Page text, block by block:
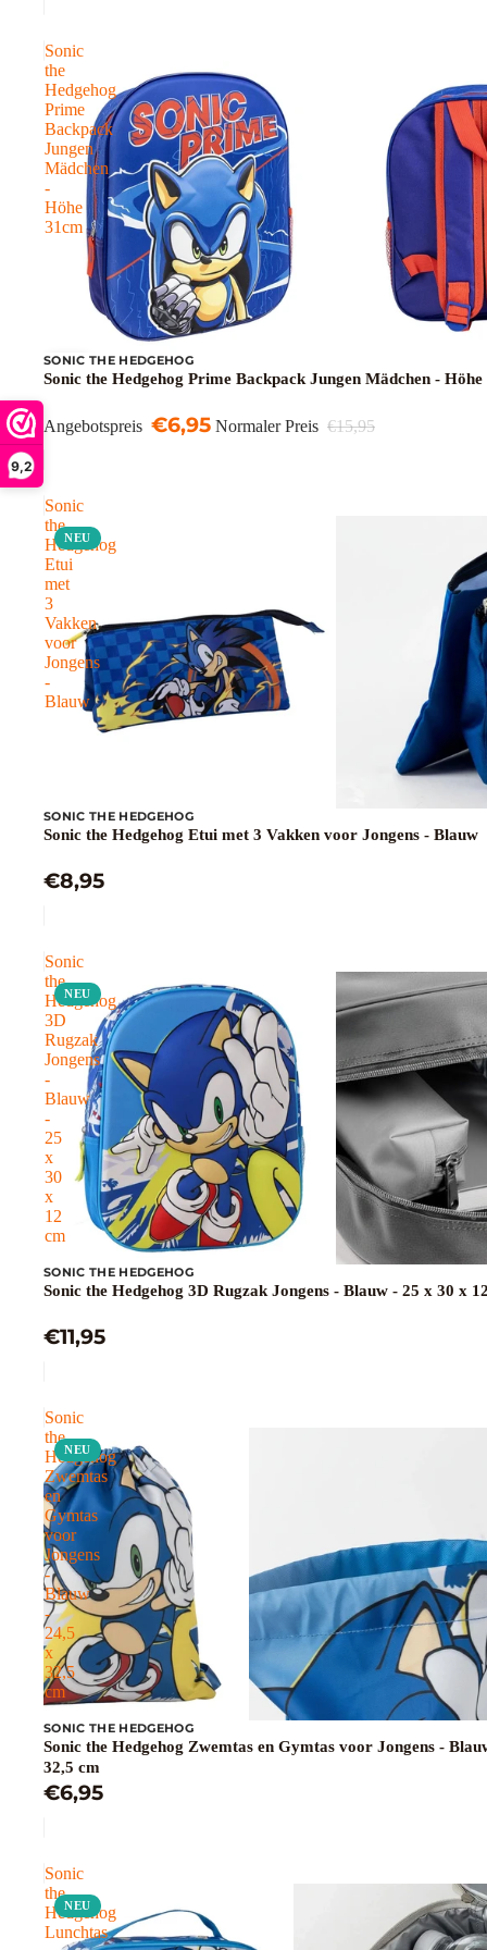
9,2
Sonic
the
Hedgehog
Prime
Backpack
Jungen
Mädchen
-
Höhe
31cm
Sale
SONIC THE HEDGEHOG
Sonic the Hedgehog Prime Backpack Jungen Mädchen - Höhe
Angebotspreis €6,95 Normaler Preis €15,95
Sonic
the
Hedgehog
Etui
met
3
Vakken
voor
Jongens
-
Blauw
NEU
SONIC THE HEDGEHOG
Sonic the Hedgehog Etui met 3 Vakken voor Jongens - Blauw
€8,95
Sonic
the
Hedgehog
3D
Rugzak
Jongens
-
Blauw
-
25
x
30
x
12
cm
NEU
SONIC THE HEDGEHOG
Sonic the Hedgehog 3D Rugzak Jongens - Blauw - 25 x 30 x
€11,95
Sonic
the
Hedgehog
Zwemtas
en
Gymtas
voor
Jongens
-
Blauw
-
24,5
x
32,5
cm
NEU
SONIC THE HEDGEHOG
Sonic the Hedgehog Zwemtas en Gymtas voor Jongens -
32,5 cm
€6,95
Sonic
the
Hedgehog
Lunchtas
NEU